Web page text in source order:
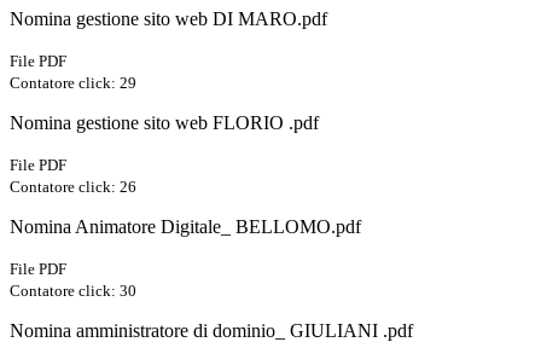
Nomina gestione sito web DI MARO.pdf
File PDF
Contatore click: 29
Nomina gestione sito web FLORIO .pdf
File PDF
Contatore click: 26
Nomina Animatore Digitale_ BELLOMO.pdf
File PDF
Contatore click: 30
Nomina amministratore di dominio_ GIULIANI .pdf